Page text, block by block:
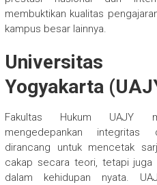
membuktikan kualitas
kampus besar lainnya.
Yogyakarta
Fakultas Hukum UAJY
mengedepankan integritas
dirancang untuk mencetak
cakap secara teori, tetapi juga
dalam kehidupan nyata.